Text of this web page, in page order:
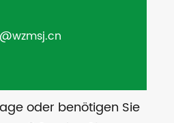
oder benötigen Sie